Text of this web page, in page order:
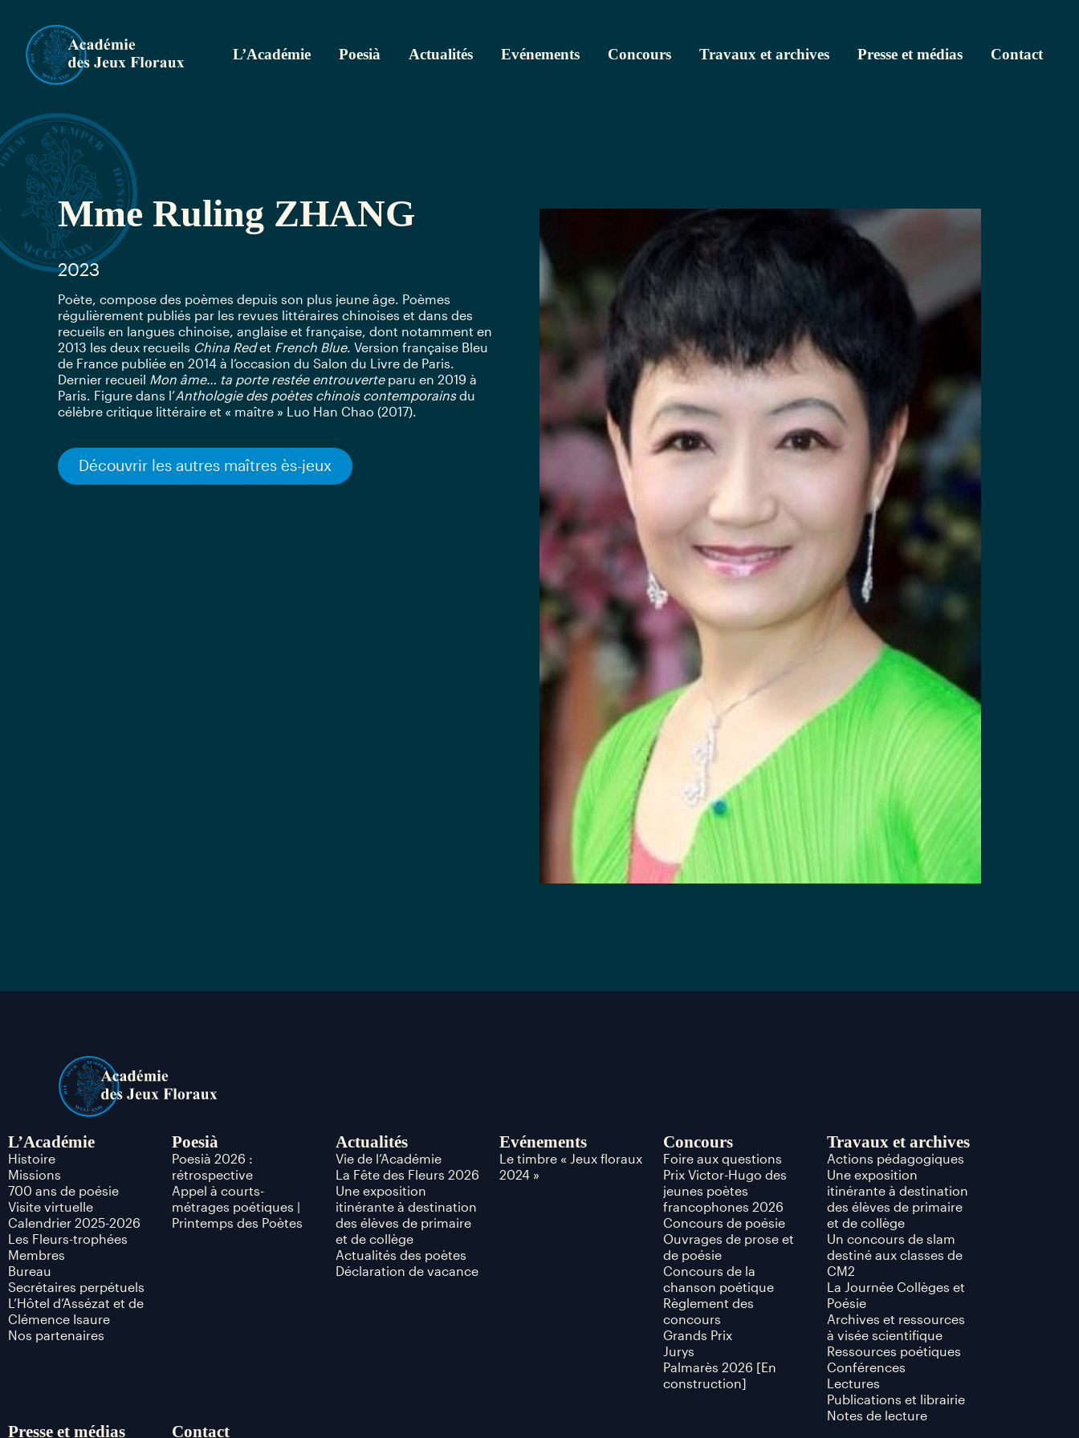
L’Académie Poesià Actualités Evénements Concours Travaux et archives Presse et médias Contact
Mme Ruling ZHANG
2023
Poète, compose des poèmes depuis son plus jeune âge. Poèmes
régulièrement publiés par les revues littéraires chinoises et dans des
recueils en langues chinoise, anglaise et française, dont notamment en
2013 les deux recueils China Redet French Blue. Version française Bleu
de France publiée en 2014 à l’occasion du Salon du Livre de Paris.
Dernier recueil Mon âme… ta porte restée entrouverteparu en 2019 à
Paris. Figure dans l’Anthologie des poètes chinois contemporainsdu
célèbre critique littéraire et « maître » Luo Han Chao (2017).
Découvrir les autres maîtres ès-jeux
L’Académie
Histoire
Missions
700 ans de poésie
Visite virtuelle
Calendrier 2025-2026
Les Fleurs-trophées
Membres
Bureau
Secrétaires perpétuels
L’Hôtel d’Assézat et de
Clémence Isaure
Nos partenaires
Poesià
Poesià 2026 :
rétrospective
Appel à courts-
métrages poétiques |
Printemps des Poètes
Actualités
Vie de l’Académie
La Fête des Fleurs 2026
Une exposition
itinérante à destination
des élèves de primaire
et de collège
Actualités des poètes
Déclaration de vacance
Evénements
Le timbre « Jeux floraux
2024 »
Concours
Foire aux questions
Prix Victor-Hugo des
jeunes poètes
francophones 2026
Concours de poésie
Ouvrages de prose et
de poésie
Concours de la
chanson poétique
Règlement des
concours
Grands Prix
Jurys
Palmarès 2026 [En
construction]
Travaux et archives
Actions pédagogiques
Une exposition
itinérante à destination
des élèves de primaire
et de collège
Un concours de slam
destiné aux classes de
CM2
La Journée Collèges et
Poésie
Archives et ressources
à visée scientifique
Ressources poétiques
Conférences
Lectures
Publications et librairie
Notes de lecture
Presse et médias Contact